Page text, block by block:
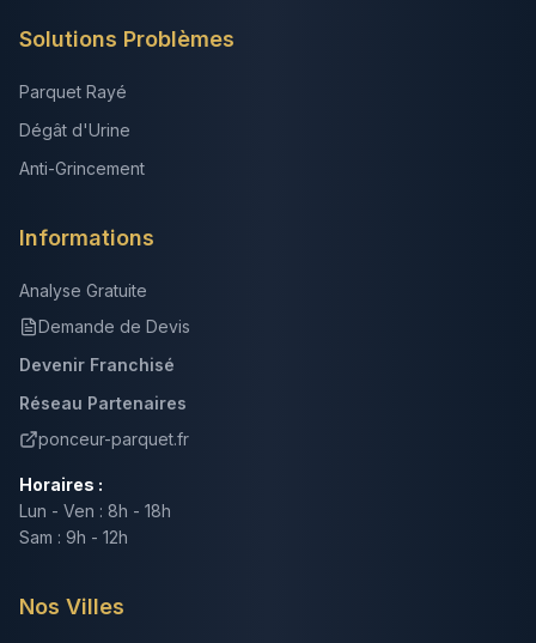
Solutions Problèmes
Parquet Rayé
Dégât d'Urine
Anti-Grincement
Informations
Analyse Gratuite
Demande de Devis
Devenir Franchisé
Réseau Partenaires
ponceur-parquet.fr
Horaires :
Lun - Ven : 8h - 18h
Sam : 9h - 12h
Nos Villes